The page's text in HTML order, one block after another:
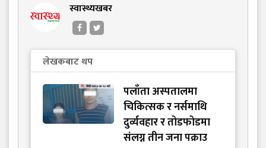
स्वास्थ्यखबर
लेखकबाट थप
पलाँता अस्पतालमा
चिकित्सक र नर्समाथि
दुर्व्यवहार र तोडफोडमा
संलग्न तीन जना पक्राउ